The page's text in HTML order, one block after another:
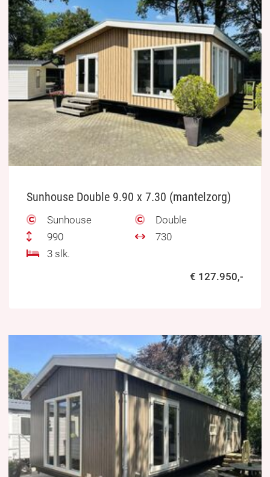
Sunhouse Double 9.90 x 7.30 (mantelzorg)
Sunhouse
Double
990
730
3 slk.
€ 127.950,-